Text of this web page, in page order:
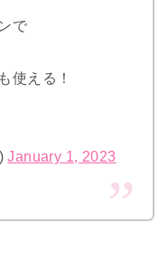
で
使える！
January 1, 2023